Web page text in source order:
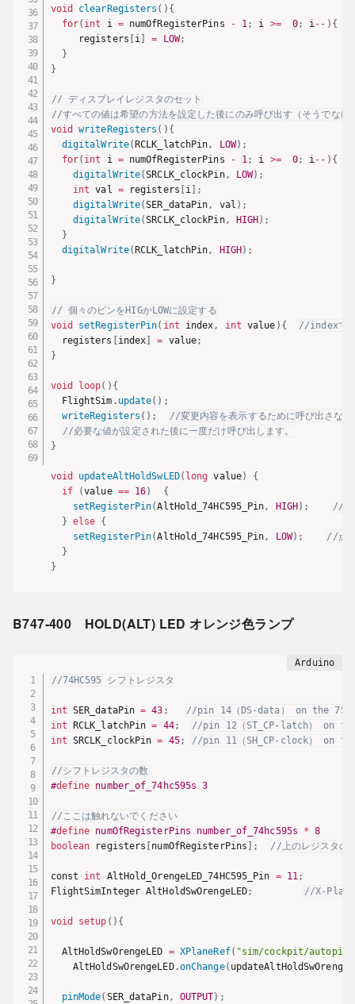
void
clearRegisters ( ) {
for( int i = numOfRegisterPins - 1; i >= 0; i-- ) {
     registers
[i] = LOW;
}
}
// ディスプレイレジスタのセット
//すべての値は希望の方法を設定した後にのみ呼び出す（そうでなけ
void
writeRegisters ( ) {
digitalWrite(RCLK_latchPin, LOW) ;
for( int i = numOfRegisterPins - 1; i >= 0; i-- ) {
digitalWrite(SRCLK_clockPin, LOW) ;
int val = registers [i] ;
digitalWrite(SER_dataPin, val ) ;
digitalWrite(SRCLK_clockPin, HIGH) ;
}
digitalWrite(RCLK_latchPin, HIGH) ;
}
// 個々のピンをHIGかLOWに設定する
void
setRegisterPin( int index, int value ) {
//indexでピ
  registers
[index] = value;
}
void loop( ) {
  FlightSim
. update( ) ;
writeRegisters ( ) ;
//変更内容を表示するために呼び出さなけ
//必要な値が設定された後に一度だけ呼び出します。
}
void updateAltHoldSwLED( long value)
{
if
(value == 16)
{
setRegisterPin(AltHold_74HC595_Pin, HIGH) ;
//消
} else {
setRegisterPin(AltHold_74HC595_Pin, LOW) ;
//点
}
}
B747-400 HOLD(ALT) LED オレンジ色ランプ
//74HC595 シフトレジスタ
int SER_dataPin = 43 ;
//pin 14（DS-data） on the
int RCLK_latchPin = 44;
//pin 12（ST_CP-latch） on the
int SRCLK_clockPin = 45; //pin 11（SH_CP-clock） on the
//シフトレジスタの数
#define number_of_74hc595s 3
//ここは触れないでください
#define numOfRegisterPins number_of_74hc595s * 8
boolean registers numOfRegisterPins ; //上のレジスタの
const int AltHold_OrengeLED_74HC595_Pin = 11;
FlightSimInteger AltHoldSwOrengeLED; //X-Plane
void setup ( ) {
  AltHoldSwOrengeLED
= XPlaneRef( "sim/cockpit/
    AltHoldSwOrengeLED
.onChange(
pinMode( SER_dataPin, OUTPUT) ;